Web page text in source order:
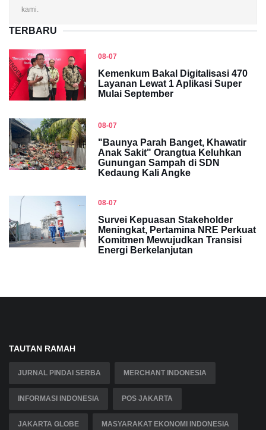
kami.
TERBARU
08-07
Kemenkum Bakal Digitalisasi 470
Layanan Lewat 1 Aplikasi Super
Mulai September
08-07
"Baunya Parah Banget, Khawatir
Anak Sakit" Orangtua Keluhkan
Gunungan Sampah di SDN
Kedaung Kali Angke
08-07
Survei Kepuasan Stakeholder
Meningkat, Pertamina NRE Perkuat
Komitmen Mewujudkan Transisi
Energi Berkelanjutan
TAUTAN RAMAH
JURNAL PINDAI SERBA MERCHANT INDONESIA
INFORMASI INDONESIA POS JAKARTA
JAKARTA GLOBE MASYARAKAT EKONOMI INDONESIA